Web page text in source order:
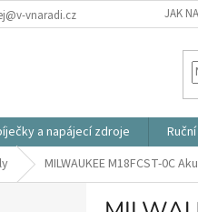
vnaradi.cz JAK
a napájecí zdroje
MILWAUKEE M18FCST-0C